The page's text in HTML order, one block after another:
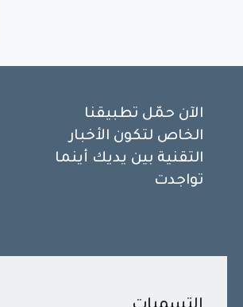
الآن حمّل تطبيقنا
الخاص لتكون الأخبار
التقنية بين يديك أينما
تواجدت